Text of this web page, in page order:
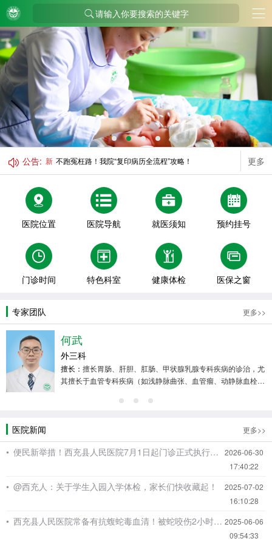
请输入你要搜索的关键字
公告: 新 不跑冤枉路！我院“复印病历全流程”攻略！ 更多
医院位置 医院导航 就医须知 预约挂号
门诊时间 特色科室 健康体检 医保之窗
专家团队 更多>>
何武
外三科
擅长： 擅长胃肠、肝胆、肛肠、甲状腺乳腺专科疾病的诊治，尤
其擅长于血管专科疾病（如浅静脉曲张、血管瘤、动静脉血栓、
内脏器官出血性病变的外科手术及介入治疗）及全身多脏器恶性
医院新闻 更多>>
• 便民新举措！西充县人民医院7月1日起门诊正式执行固定作息制
2026-06-30
17:40:22
• @西充人：关于学生入园入学体检，家长们快收藏起！
2025-07-02
16:10:28
• 西充县人民医院常备有抗蝮蛇毒血清！被蛇咬伤2小时内赶紧来，能救命—— 2025-06-06
09:54:33